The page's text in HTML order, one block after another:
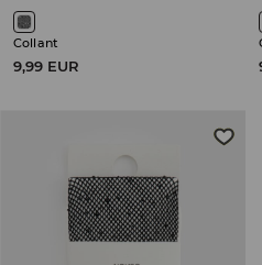
Collant
9,99 EUR